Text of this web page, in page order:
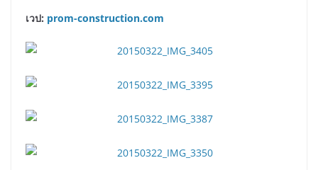
เวป: prom-construction.com